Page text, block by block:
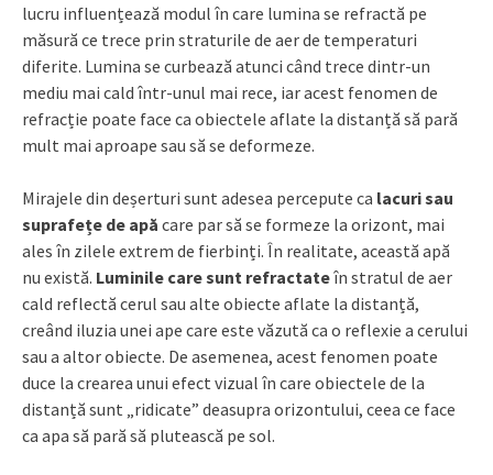
lucru influențează modul în care lumina se refractă pe
măsură ce trece prin straturile de aer de temperaturi
diferite. Lumina se curbează atunci când trece dintr-un
mediu mai cald într-unul mai rece, iar acest fenomen de
refracție poate face ca obiectele aflate la distanță să pară
mult mai aproape sau să se deformeze.
Mirajele din deșerturi sunt adesea percepute ca lacuri sau
suprafețe de apă care par să se formeze la orizont, mai
ales în zilele extrem de fierbinți. În realitate, această apă
nu există. Luminile care sunt refractateîn stratul de aer
cald reflectă cerul sau alte obiecte aflate la distanță,
creând iluzia unei ape care este văzută ca o reflexie a cerului
sau a altor obiecte. De asemenea, acest fenomen poate
duce la crearea unui efect vizual în care obiectele de la
distanță sunt „ridicate” deasupra orizontului, ceea ce face
ca apa să pară să plutească pe sol.